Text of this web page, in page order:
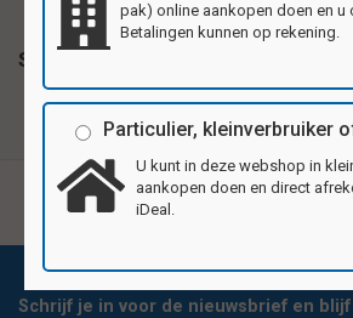
Specificaties
Schrijf je in voor de nieuwsbrief en
pak) online aankopen doen en u
Betalingen kunnen op rekening.
Particulier, kleinverbruiker
U kunt in deze webshop in
aankopen doen en direct
iDeal.